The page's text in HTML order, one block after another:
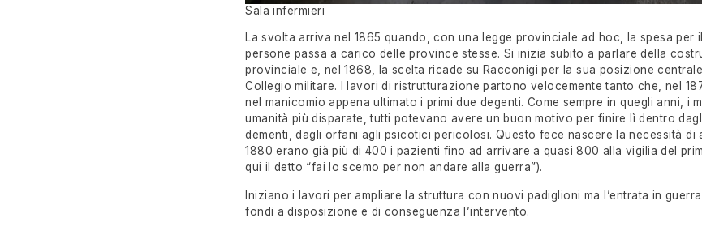
Sala infermieri
La svolta arriva nel 1865 quando, con una legge provinciale ad hoc, la spesa per
persone passa a carico delle province stesse. Si inizia subito a parlare della
provinciale e, nel 1868, la scelta ricade su Racconigi per la sua posizione
Collegio militare. I lavori di ristrutturazione partono velocemente tanto che, nel
nel manicomio appena ultimato i primi due degenti. Come sempre in quegli anni, i
umanità più disparate, tutti potevano avere un buon motivo per finire lì dentro
dementi, dagli orfani agli psicotici pericolosi. Questo fece nascere la necessità di
1880 erano già più di 400 i pazienti fino ad arrivare a quasi 800 alla vigilia del
qui il detto “fai lo scemo per non andare alla guerra”).
Iniziano i lavori per ampliare la struttura con nuovi padiglioni ma l’entrata in
fondi a disposizione e di conseguenza l’intervento.